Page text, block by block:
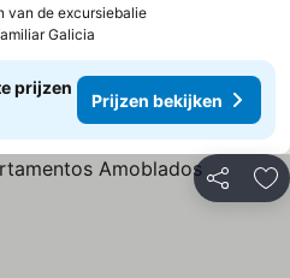
van de excursiebaliePrijzen bekijken
Galicia
prijzen
Prijzen bekijken
Delen